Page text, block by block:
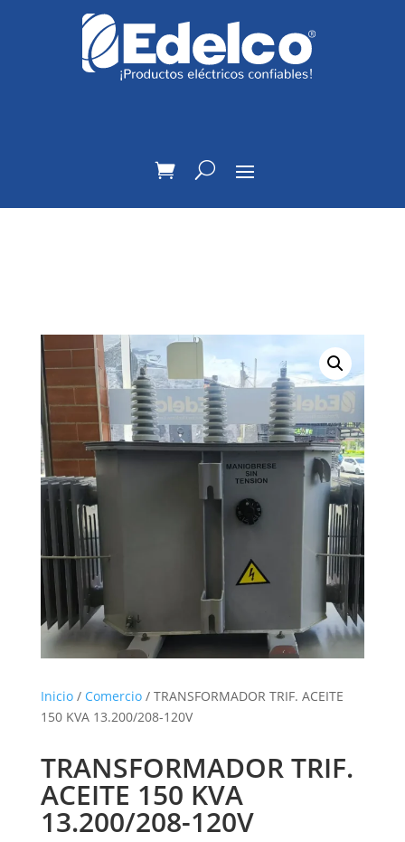
Inicio/ Comercio/ TRANSFORMADOR TRIF. ACEITE
150 KVA 13.200/208-120V
TRANSFORMADOR TRIF.
ACEITE 150 KVA
13.200/208-120V